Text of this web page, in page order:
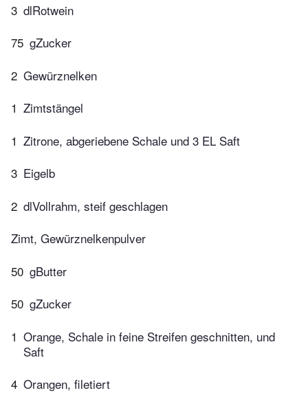
3 dlRotwein
75 gZucker
2 Gewürznelken
1 Zimtstängel
1 Zitrone, abgeriebene Schale und 3 EL Saft
3 Eigelb
2 dlVollrahm, steif geschlagen
Zimt, Gewürznelkenpulver
50 gButter
50 gZucker
1 Orange, Schale in feine Streifen geschnitten, und
Saft
4 Orangen, filetiert